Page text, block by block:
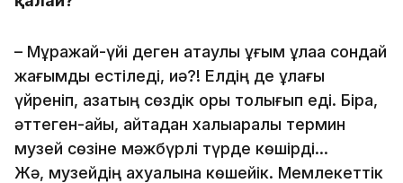
– Мұражай-үйі деген атаулық ұғым құлаққа сондай
жағымды естіледі, иә?! Елдің де құлағы
үйреніп, қазақтың сөздік қоры толығып еді. Бірақ,
әттеген-айы, қайтадан халықаралық термин
музей сөзіне мәжбүрлі түрде көшірді...
Жә, музейдің ахуалына көшейік. Мемлекеттік